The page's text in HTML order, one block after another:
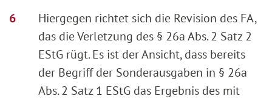
Hiergegen richtet sich die Revision des FA,
das die Verletzung des § 26a Abs. 2 Satz 2
EStG rügt. Es ist der Ansicht, dass bereits
der Begriff der Sonderausgaben in § 26a
Abs. 2 Satz 1 EStG das Ergebnis des mit